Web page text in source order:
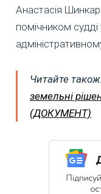
Анастасія
помічником
Читайте
земельні
(ДОКУМЕНТ)